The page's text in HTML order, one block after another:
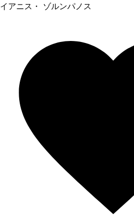
イアニス・ ゾルンパノス